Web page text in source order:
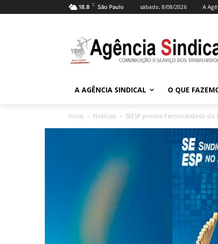
18.8 C São Paulo sábado, 8/08/2026 A
A AGÊNCIA SINDICAL O QUE
Início Notícias SEESP premia Personalidade da